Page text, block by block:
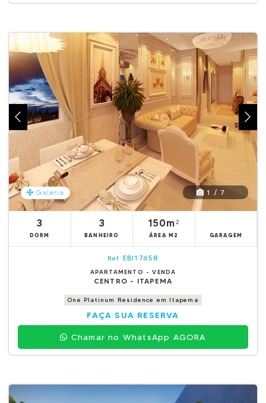
Galeria 1 / 7
3
DORM
3
BANHEIRO
150m²
ÁREA M2 GARAGEM
Ref. EBI17658
APARTAMENTO - VENDA
CENTRO - ITAPEMA
One Platinum Residence em Itapema
FAÇA SUA RESERVA
Chamar no WhatsApp AGORA